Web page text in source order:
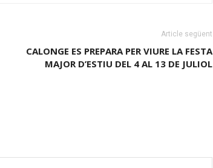
Article següent
CALONGE ES PREPARA PER VIURE LA FESTA
MAJOR D’ESTIU DEL 4 AL 13 DE JULIOL